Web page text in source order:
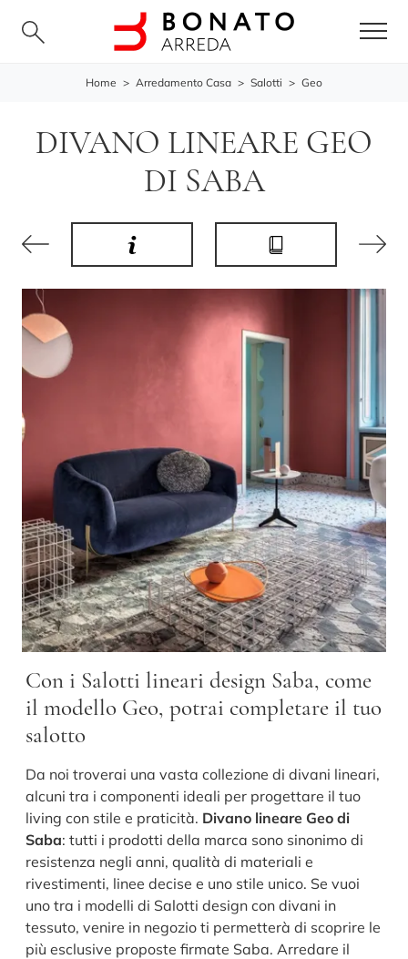
Home > Arredamento Casa > Salotti > Geo
DIVANO LINEARE GEO
DI SABA
Con i Salotti lineari design Saba, come
il modello Geo, potrai completare il tuo
salotto
Da noi troverai una vasta collezione di divani lineari,
alcuni tra i componenti ideali per progettare il tuo
living con stile e praticità. Divano lineare Geo di
Saba: tutti i prodotti della marca sono sinonimo di
resistenza negli anni, qualità di materiali e
rivestimenti, linee decise e uno stile unico. Se vuoi
uno tra i modelli di Salotti design con divani in
tessuto, venire in negozio ti permetterà di scoprire le
più esclusive proposte firmate Saba. Arredare il